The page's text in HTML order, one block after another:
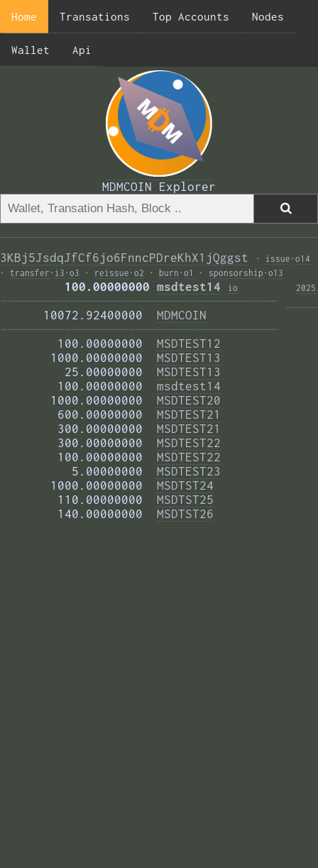
Home Transations Top Accounts Nodes
Wallet Api
MDMCOIN Explorer
3KBj5JsdqJfCf6jo6FnncPDreKhX1jQggst · issue · o14
· transfer · i3 · o3 · reissue · o2 · burn · o1 · sponsorship · o13
         100.00000000
msdtest14 io
———————————————————————————————————————
      10072.92400000
MDMCOIN
———————————————————————————————————————
        100.00000000
MSDTEST12
       1000.00000000
MSDTEST13
         25.00000000
MSDTEST13
        100.00000000
msdtest14
       1000.00000000
MSDTEST20
        600.00000000
MSDTEST21
        300.00000000
MSDTEST21
        300.00000000
MSDTEST22
        100.00000000
MSDTEST22
          5.00000000
MSDTEST23
       1000.00000000
MSDTST24
        110.00000000
MSDTST25
        140.00000000
MSDTST26